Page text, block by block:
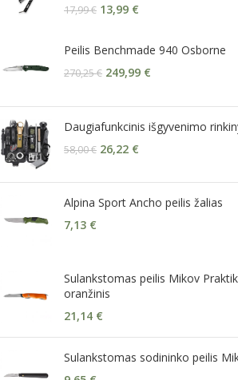
17,99€ 13,99 €
Peilis Benchmade 940 Osborne
270,25€ 249,99 €
Daugiafunkcinis išgyvenimo
58,00€ 26,22 €
Alpina Sport Ancho peilis žalias
7,13 €
Sulankstomas peilis Mikov
oranžinis
21,14 €
Sulankstomas sodininko peilis